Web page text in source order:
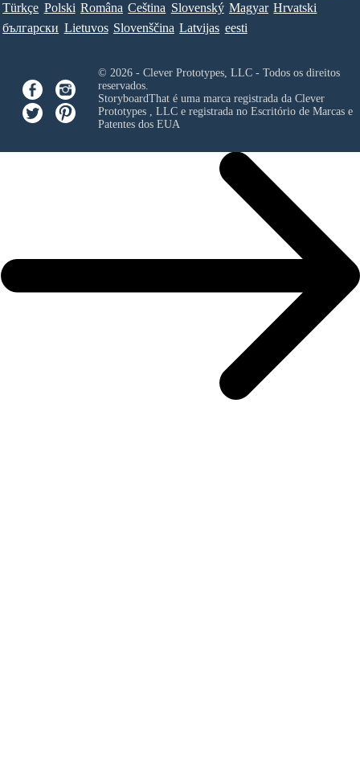
Türkçe Polski Româna Ceština Slovenský Magyar Hrvatski
български Lietuvos Slovenščina Latvijas eesti
© 2026 - Clever Prototypes, LLC - Todos os direitos
reservados.
StoryboardThat é uma marca registrada da Clever
Prototypes , LLCe registrada no Escritório de Marcas e
Patentes dos EUA